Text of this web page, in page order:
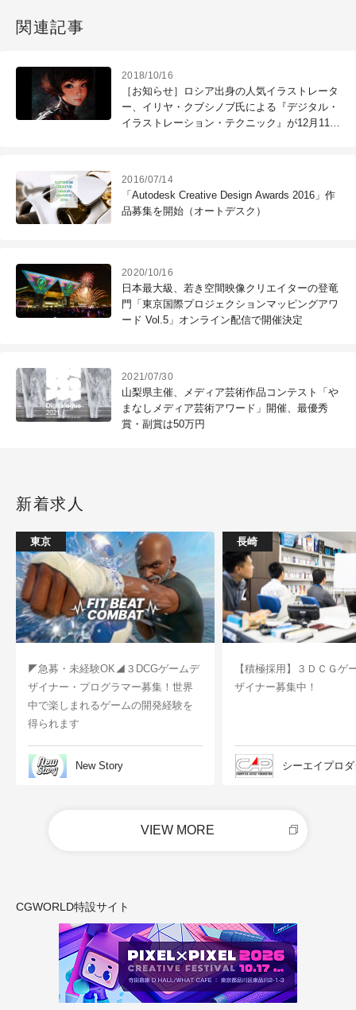
関連記事
2018/10/16
［お知らせ］ロシア出身の人気イラストレータ
ー、イリヤ・クブシノブ氏による『デジタル・
イラストレーション・テクニック』が12月11日
2016/07/14
「Autodesk Creative Design Awards 2016」作
品募集を開始（オートデスク）
2020/10/16
日本最大級、若き空間映像クリエイターの登竜
門「東京国際プロジェクションマッピングアワ
ード Vol.5」オンライン配信で開催決定
2021/07/30
山梨県主催、メディア芸術作品コンテスト「や
まなしメディア芸術アワード」開催、最優秀
賞・副賞は50万円
新着求人
東京
◤急募・未経験OK◢３DCGゲームデ
ザイナー・プログラマー募集！世界
中で楽しまれるゲームの開発経験を
得られます
New Story
長崎
【積極採用】３ＤＣＧゲ
ザイナー募集中！
シーエイプロ
VIEW MORE
CGWORLD特設サイト